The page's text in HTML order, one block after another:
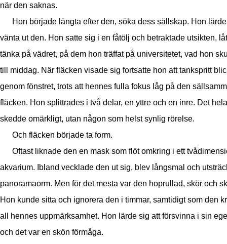
när den saknas.
Hon började längta efter den, söka dess sällskap. Hon
vänta ut den. Hon satte sig i en fåtölj och betraktade utsikten,
tänka på vädret, på dem hon träffat på universitetet, vad hon
till middag. När fläcken visade sig fortsatte hon att tankspritt
genom fönstret, trots att hennes fulla fokus låg på den
fläcken. Hon splittrades i två delar, en yttre och en inre. Det hela
skedde omärkligt, utan någon som helst synlig rörelse.
Och fläcken började ta form.
Oftast liknade den en mask som flöt omkring i ett
akvarium. Ibland vecklade den ut sig, blev långsmal och
panoramaorm. Men för det mesta var den hoprullad, skör och
Hon kunde sitta och ignorera den i timmar, samtidigt som den
all hennes uppmärksamhet. Hon lärde sig att försvinna i sin
och det var en skön förmåga.